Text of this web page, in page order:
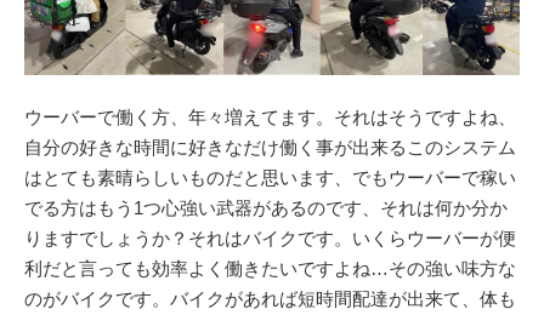
ウーバーで働く方、年々増えてます。それはそうですよね、
自分の好きな時間に好きなだけ働く事が出来るこのシステム
はとても素晴らしいものだと思います、でもウーバーで稼い
でる方はもう1つ心強い武器があるのです、それは何か分か
りますでしょうか？それはバイクです。いくらウーバーが便
利だと言っても効率よく働きたいですよね…その強い味方な
のがバイクです。バイクがあれば短時間配達が出来て、体も